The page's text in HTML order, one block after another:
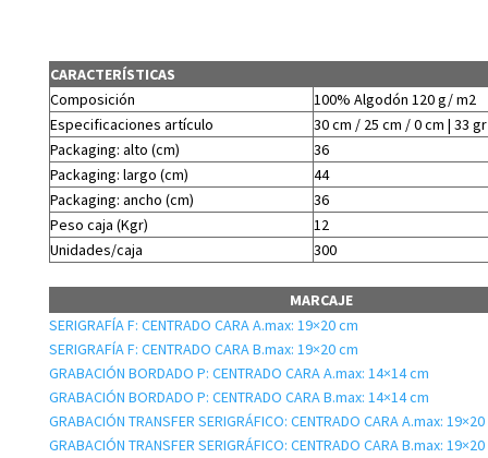
CARACTERÍSTICAS
Composición
100% Algodón 120 g/ m2
Especificaciones artículo
30 cm / 25 cm / 0 cm | 33 gr
Packaging: alto (cm)
36
Packaging: largo (cm)
44
Packaging: ancho (cm)
36
Peso caja (Kgr)
12
Unidades/caja
300
MARCAJE
SERIGRAFÍA F: CENTRADO CARA A.max: 19×20 cm
SERIGRAFÍA F: CENTRADO CARA B.max: 19×20 cm
GRABACIÓN BORDADO P: CENTRADO CARA A.max: 14×14 cm
GRABACIÓN BORDADO P: CENTRADO CARA B.max: 14×14 cm
GRABACIÓN TRANSFER SERIGRÁFICO: CENTRADO CARA A.max:
GRABACIÓN TRANSFER SERIGRÁFICO: CENTRADO CARA B.max: